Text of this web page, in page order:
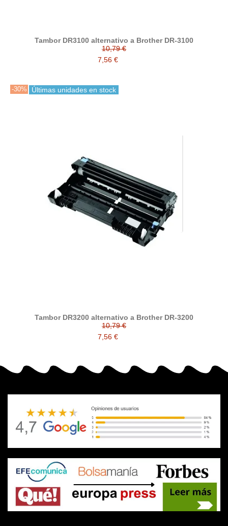
Tambor DR3100 alternativo a Brother DR-3100
10,79 €
7,56 €
-30% Últimas unidades en stock
Tambor DR3200 alternativo a Brother DR-3200
10,79 €
7,56 €